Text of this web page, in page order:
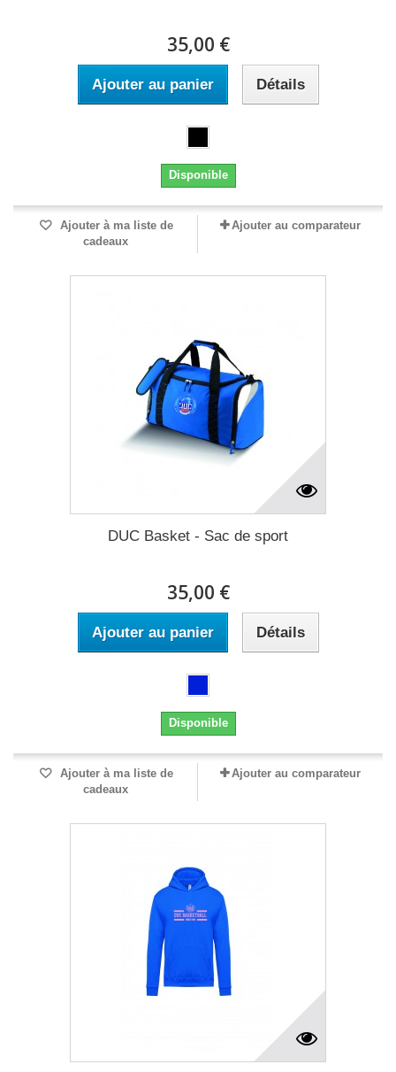
35,00 €
Ajouter au panier Détails
Disponible
Ajouter à ma liste de
cadeaux
Ajouter au comparateur
DUC Basket - Sac de sport
35,00 €
Ajouter au panier Détails
Disponible
Ajouter à ma liste de
cadeaux
Ajouter au comparateur